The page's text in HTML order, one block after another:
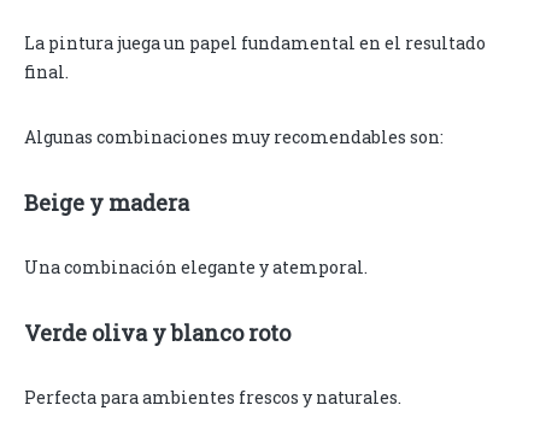
La pintura juega un papel fundamental en el resultado
final.
Algunas combinaciones muy recomendables son:
Beige y madera
Una combinación elegante y atemporal.
Verde oliva y blanco roto
Perfecta para ambientes frescos y naturales.